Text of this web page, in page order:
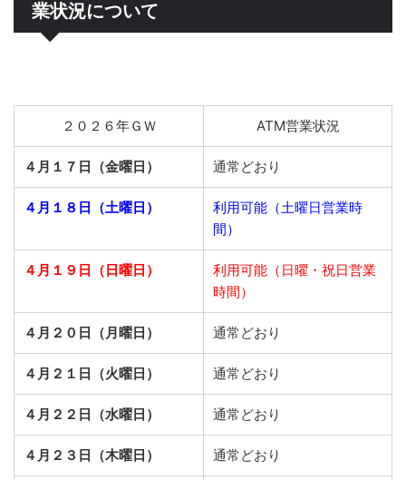
業状況について
２０２６年ＧＷ ATM営業状況
４月１７日（金曜日） 通常どおり
４月１８日（土曜日）
利用可能（土曜日営業時
間）
４月１９日（日曜日）
利用可能（日曜・祝日営業
時間）
４月２０日（月曜日） 通常どおり
４月２１日（火曜日） 通常どおり
４月２２日（水曜日） 通常どおり
４月２３日（木曜日） 通常どおり